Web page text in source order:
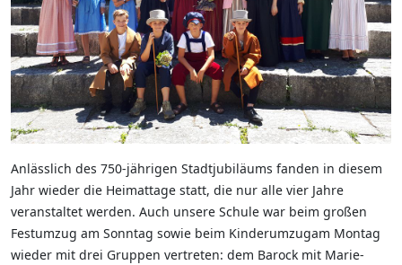
Anlässlich des 750-jährigen Stadtjubiläums fanden in diesem
Jahr wieder die Heimattage statt, die nur alle vier Jahre
veranstaltet werden. Auch unsere Schule war beim großen
Festumzug am Sonntag sowie beim Kinderumzugam Montag
wieder mit drei Gruppen vertreten: dem Barock mit Marie-